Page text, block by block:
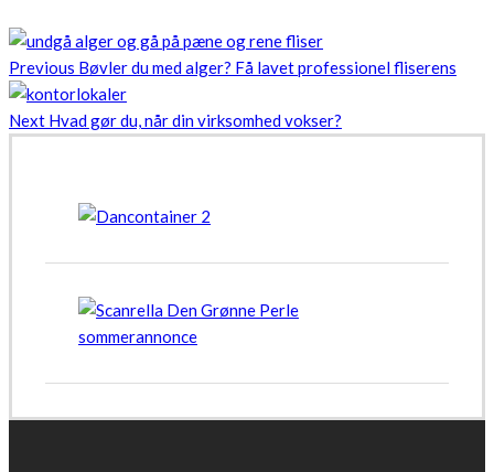
Previous Bøvler du med alger? Få lavet professionel fliserens
Next Hvad gør du, når din virksomhed vokser?